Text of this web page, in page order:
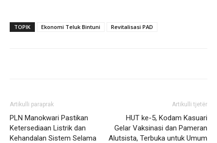
TOPIK Ekonomi Teluk Bintuni Revitalisasi PAD
Artikulli paraprak
PLN Manokwari Pastikan
Ketersediaan Listrik dan
Kehandalan Sistem Selama
Artikulli tjetër
HUT ke-5, Kodam Kasuari
Gelar Vaksinasi dan Pameran
Alutsista, Terbuka untuk Umum